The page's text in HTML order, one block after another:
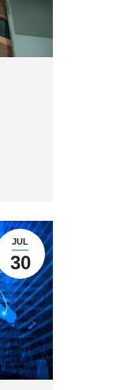
JUL
30